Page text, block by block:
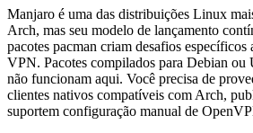
Manjaro é uma das distribuições Linux
Arch, mas seu modelo de lançamento
pacotes pacman criam desafios
VPN. Pacotes compilados para Debian ou
não funcionam aqui. Você precisa de
clientes nativos compatíveis com Arch,
suportem configuração manual de